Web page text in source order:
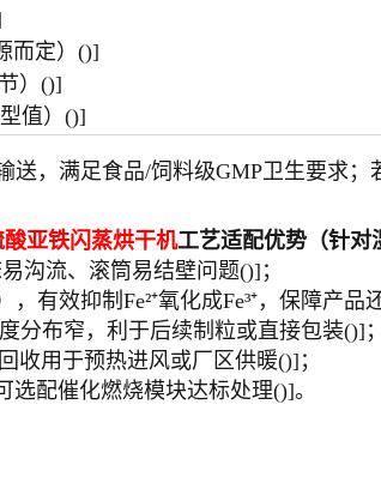
而定）()]
）()]
值）()]
，满足食品/饲料级GMP卫生要求
亚铁闪蒸烘干机工艺适配优势（针对
沟流、滚筒易结壁问题()]；
效抑制Fe²⁺氧化成Fe³⁺，保障产品
分布窄，利于后续制粒或直接包装()]；
收用于预热进风或厂区供暖()]；
选配催化燃烧模块达标处理()]。